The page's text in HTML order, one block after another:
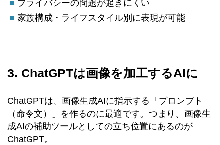
プライバシーの問題が起きにくい
家族構成・ライフスタイル別に表現が可能
3. ChatGPTは画像を加工するAIに
ChatGPTは、画像生成AIに指示する「プロンプト
（命令文）」を作るのに最適です。つまり、画像生
成AIの補助ツールとしての立ち位置にあるのが
ChatGPT。